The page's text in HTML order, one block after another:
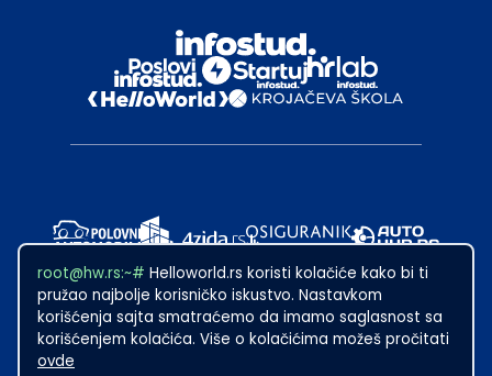
root@hw.rs:~# Helloworld.rs koristi kolačiće kako bi ti
pružao najbolje korisničko iskustvo. Nastavkom
korišćenja sajta smatraćemo da imamo saglasnost sa
korišćenjem kolačića. Više o kolačićima možeš pročitati
ovde